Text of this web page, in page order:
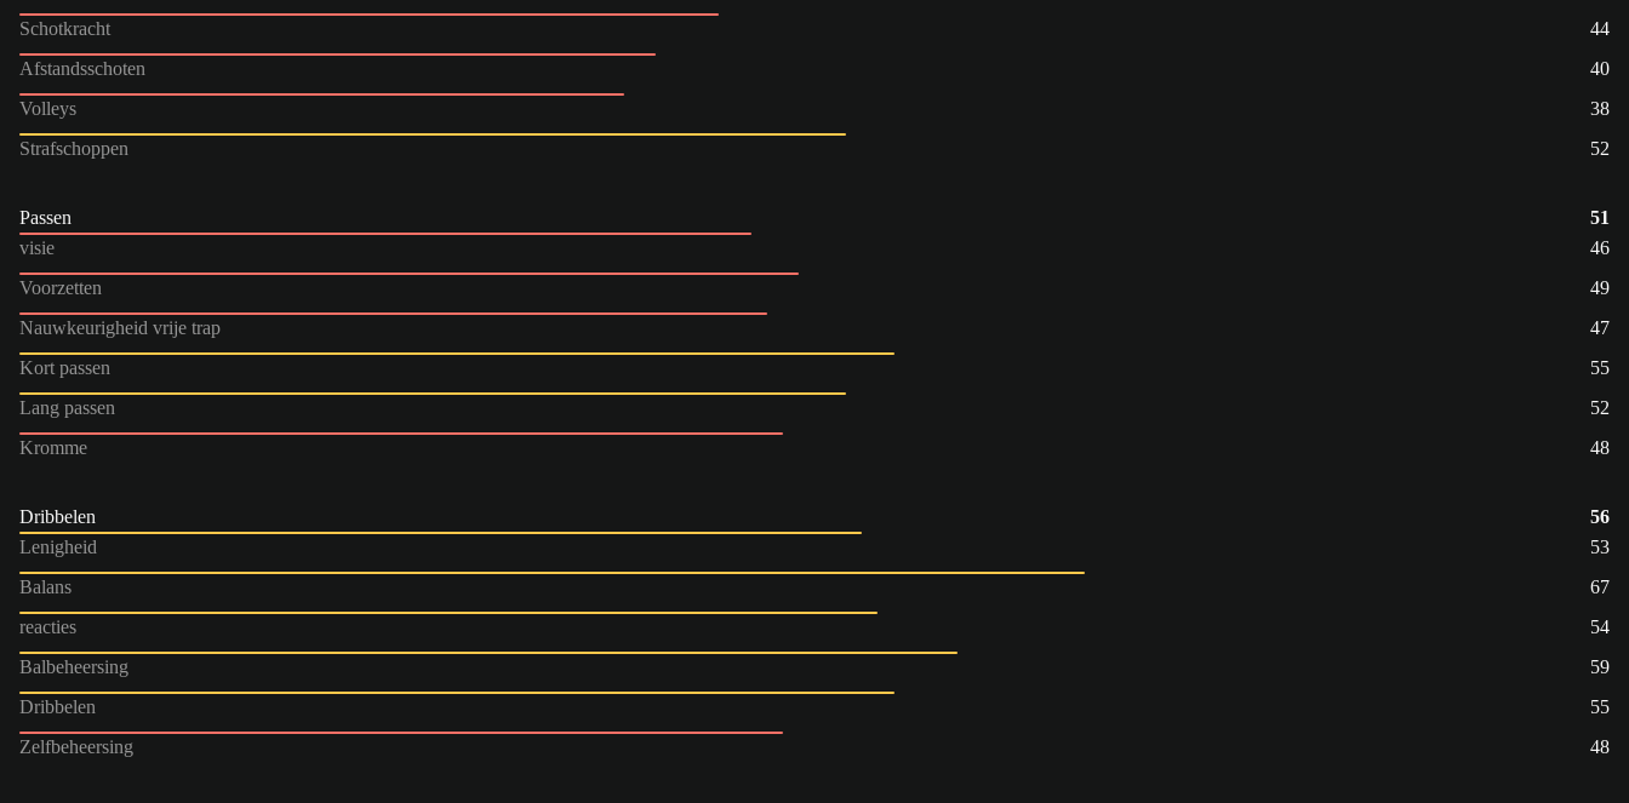
Schotkracht
44
Afstandsschoten
40
Volleys
38
Strafschoppen
52
Passen
51
visie
46
Voorzetten
49
Nauwkeurigheid vrije trap
47
Kort passen
55
Lang passen
52
Kromme
48
Dribbelen
56
Lenigheid
53
Balans
67
reacties
54
Balbeheersing
59
Dribbelen
55
Zelfbeheersing
48